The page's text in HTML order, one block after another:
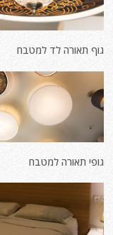
גוף תאורה לד למטבח
גופי תאורה למטבח